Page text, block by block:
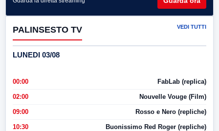
PALINSESTO TV VEDI TUTTI
LUNEDI 03/08
00:00 FabLab (replica)
02:00 Nouvelle Vouge (Film)
09:00 Rosso e Nero (repliche)
10:30 Buonissimo Red Roger (repliche)